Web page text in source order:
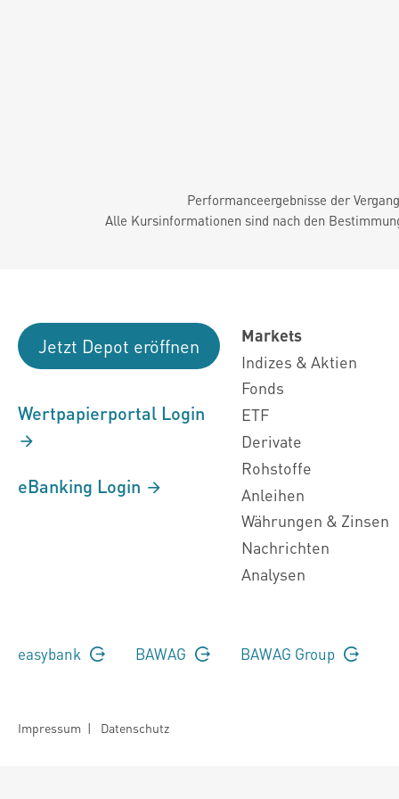
Performanceergebnisse der
Alle Kursinformationen sind nach den
Jetzt Depot eröffnen
Wertpapierportal Login
eBanking Login
Markets
Indizes & Aktien
Fonds
ETF
Derivate
Rohstoffe
Anleihen
Währungen & Zinsen
Nachrichten
Analysen
easybank BAWAG BAWAG Group
Impressum | Datenschutz